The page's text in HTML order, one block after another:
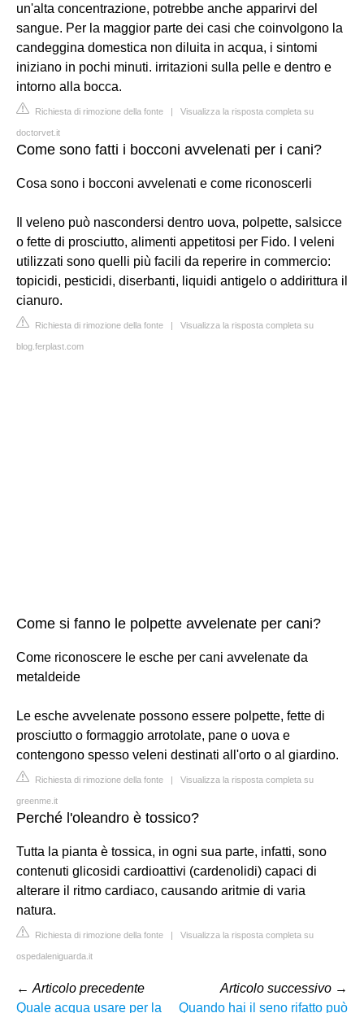
un'alta concentrazione, potrebbe anche apparirvi del
sangue. Per la maggior parte dei casi che coinvolgono la
candeggina domestica non diluita in acqua, i sintomi
iniziano in pochi minuti. irritazioni sulla pelle e dentro e
intorno alla bocca.
Richiesta di rimozione della fonte | Visualizza la risposta completa su
doctorvet.it
Come sono fatti i bocconi avvelenati per i cani?
Cosa sono i bocconi avvelenati e come riconoscerli
Il veleno può nascondersi dentro uova, polpette, salsicce
o fette di prosciutto, alimenti appetitosi per Fido. I veleni
utilizzati sono quelli più facili da reperire in commercio:
topicidi, pesticidi, diserbanti, liquidi antigelo o addirittura il
cianuro.
Richiesta di rimozione della fonte | Visualizza la risposta completa su
blog.ferplast.com
Come si fanno le polpette avvelenate per cani?
Come riconoscere le esche per cani avvelenate da
metaldeide
Le esche avvelenate possono essere polpette, fette di
prosciutto o formaggio arrotolate, pane o uova e
contengono spesso veleni destinati all'orto o al giardino.
Richiesta di rimozione della fonte | Visualizza la risposta completa su
greenme.it
Perché l'oleandro è tossico?
Tutta la pianta è tossica, in ogni sua parte, infatti, sono
contenuti glicosidi cardioattivi (cardenolidi) capaci di
alterare il ritmo cardiaco, causando aritmie di varia
natura.
Richiesta di rimozione della fonte | Visualizza la risposta completa su
ospedaleniguarda.it
← Articolo precedente
Quale acqua usare per la
Articolo successivo →
Quando hai il seno rifatto può